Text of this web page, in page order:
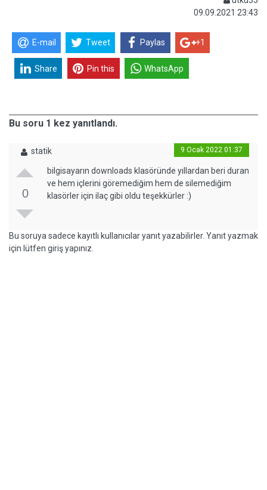
09.09.2021 23:43
E-mail Tweet Paylas +1
Share Pin this WhatsApp
Bu soru 1 kez yanıtlandı.
statik 9 Ocak 2022 01:37
0
bilgisayarın downloads klasöründe yıllardan beri duran
ve hem içlerini göremediğim hem de silemediğim
klasörler için ilaç gibi oldu teşekkürler :)
Bu soruya sadece kayıtlı kullanıcılar yanıt yazabilirler. Yanıt yazmak
için lütfen giriş yapınız.